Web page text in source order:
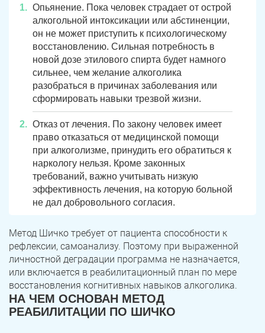
Опьянение. Пока человек страдает от острой
алкогольной интоксикации или абстиненции,
он не может приступить к психологическому
восстановлению. Сильная потребность в
новой дозе этилового спирта будет намного
сильнее, чем желание алкоголика
разобраться в причинах заболевания или
сформировать навыки трезвой жизни.
Отказ от лечения. По закону человек имеет
право отказаться от медицинской помощи
при алкоголизме, принудить его обратиться к
наркологу нельзя. Кроме законных
требований, важно учитывать низкую
эффективность лечения, на которую больной
не дал добровольного согласия.
Метод Шичко требует от пациента способности к
рефлексии, самоанализу. Поэтому при выраженной
личностной деградации программа не назначается,
или включается в реабилитационный план по мере
восстановления когнитивных навыков алкоголика.
НА ЧЕМ ОСНОВАН МЕТОД
РЕАБИЛИТАЦИИ ПО ШИЧКО